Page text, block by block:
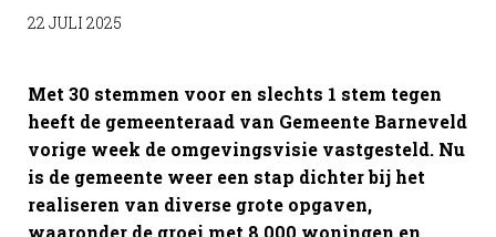
22 JULI 2025
Met 30 stemmen voor en slechts 1 stem tegen
heeft de gemeenteraad van Gemeente Barneveld
vorige week de omgevingsvisie vastgesteld. Nu
is de gemeente weer een stap dichter bij het
realiseren van diverse grote opgaven,
waaronder de groei met 8.000 woningen en